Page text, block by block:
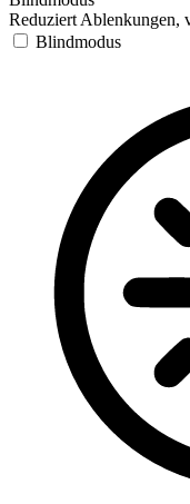
Reduziert Ablenkungen,
Blindmodus